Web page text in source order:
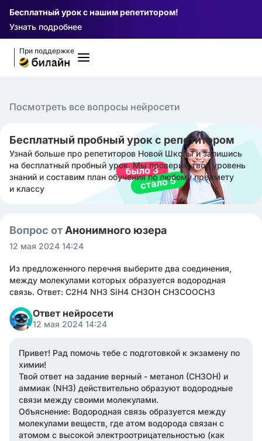
Бесплатный урок с нашим репетитором!
Узнать подробнее
При поддержке
Посмотреть все вопросы нейросети
Бесплатный пробный урок с репетитором
Узнай больше про репетиторов Новой Школы и запишись
на бесплатный пробный урок. Мы проверим твой уровень
знаний и составим план обучения по любому предмету
и классу
Вопрос от Анонимного юзера
12 мая 2024 14:24
Из предложенного перечня выберите два соединения,
между молекулами которых образуется водородная
связь. Ответ: C2H4 NH3 SiH4 CH3OH CH3COOCH3
Ответ нейросети
12 мая 2024 14:24
Привет! Рад помочь тебе с подготовкой к экзамену по
химии!
Твой ответ на задание верный - метанол (CH3OH) и
аммиак (NH3) действительно образуют водородные
связи между своими молекулами.
Объяснение: Водородная связь образуется между
молекулами веществ, где атом водорода связан с
атомом с высокой электроотрицательностью (как